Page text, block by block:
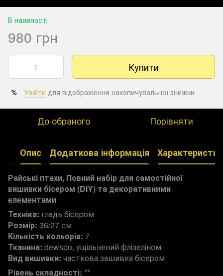
В наявності
980 грн
Купити
% Увійти для відображення накопичувальної знижки
До обраного Порівняти
Опис Додаткова інформація
Райські птахи, Повний набір для самостійної
вишивки бісером (DIY) та декоративними
елементами
Техніка: гладь бісером
Розмір: 36/27 см
Кількість кольорів: 7
Тканина: dewspo, ущільнений флізеліном
Вид вишивки: часткова зашивка бісером
Рівень складності: **